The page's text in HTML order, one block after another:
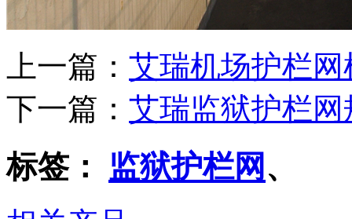
上一篇： 艾瑞机场护栏
下一篇： 艾瑞监狱护栏
标签： 监狱护栏网 、